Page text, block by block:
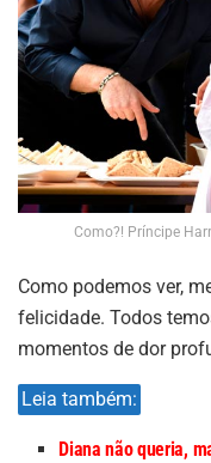
Como?! Príncipe
Como podemos ver,
felicidade. Todos
momentos de dor
Leia também:
Diana não queria,